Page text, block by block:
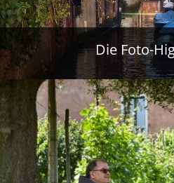
Die Foto-